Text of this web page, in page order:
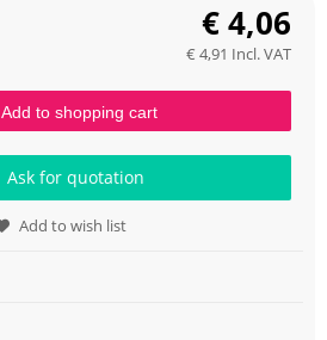
€4,06
€ 4,91 Incl. VAT
Add to shopping cart
Ask for quotation
Add to wish list